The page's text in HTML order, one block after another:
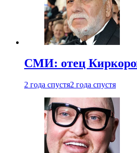
СМИ: отец
2 года спустя2 года спустя